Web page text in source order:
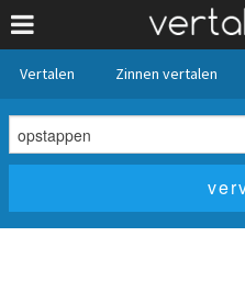
Vertalen Zinnen vertalen